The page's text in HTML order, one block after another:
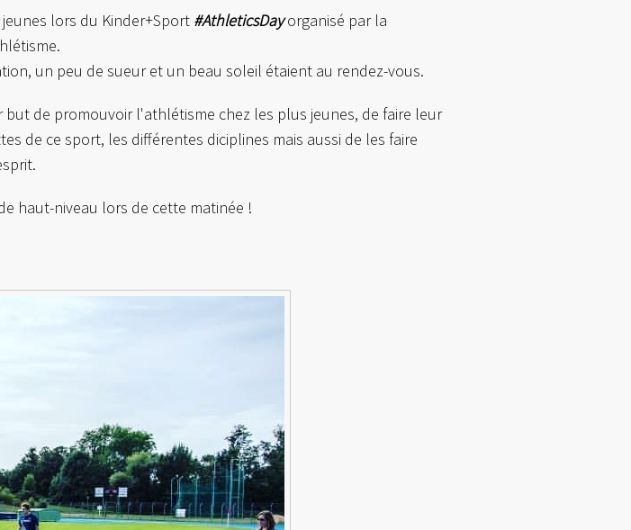
lors du Kinder+Sport #AthleticsDayorganisé par la
un peu de sueur et un beau soleil étaient au rendez-vous.
but de promouvoir l'athlétisme chez les plus jeunes, de faire leur
de ce sport, les différentes diciplines mais aussi de les faire
haut-niveau lors de cette matinée !